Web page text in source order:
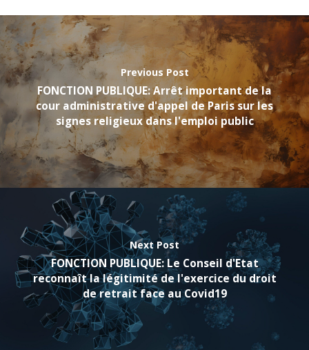
Previous Post
FONCTION PUBLIQUE: Arrêt important de la
cour administrative d'appel de Paris sur les
signes religieux dans l'emploi public
Next Post
FONCTION PUBLIQUE: Le Conseil d'Etat
reconnaît la légitimité de l'exercice du droit
de retrait face au Covid19